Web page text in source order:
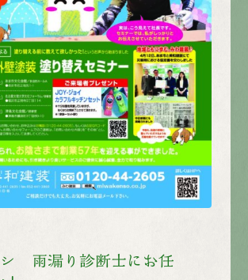
シ 雨漏り診断士にお任